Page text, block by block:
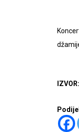
IZVOR: